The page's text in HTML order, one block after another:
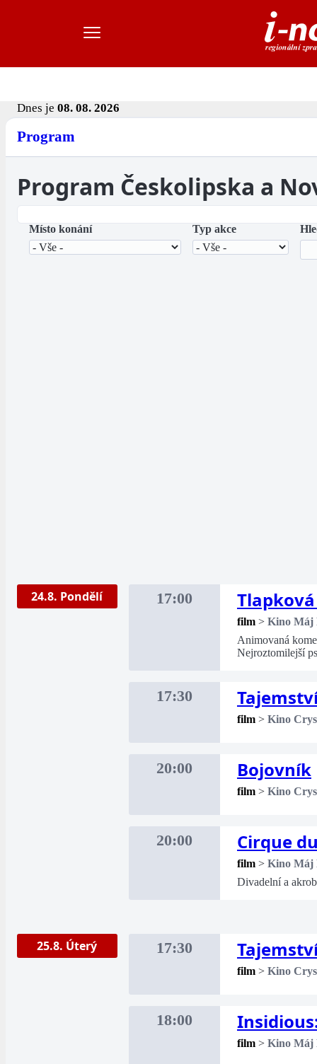
Dnes je 08. 08. 2026
Program
Program Českolipska a
Místo konání Typ akce
24.8. Pondělí 17:00
film > Kino Máj
Animovaná
Nejroztomilejší
17:30
film > Kino
20:00 Bojovník
film > Kino
20:00 Cirque
film > Kino Máj
Divadelní a
25.8. Úterý 17:30
film > Kino
18:00
film > Kino Máj